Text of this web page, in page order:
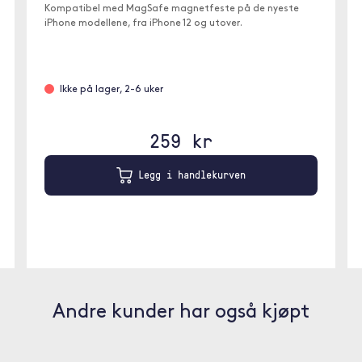
Kompatibel med MagSafe magnetfeste på de nyeste
iPhone modellene, fra iPhone 12 og utover.
Ikke på lager, 2-6 uker
259 kr
Legg i handlekurven
Andre kunder har også kjøpt